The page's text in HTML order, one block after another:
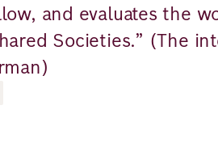
and evaluates the
Societies.” (The